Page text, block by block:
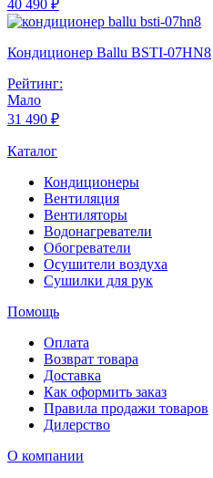
40 490 ₽
Кондиционер Ballu BSTI-07HN8
Рейтинг:
Мало
31 490 ₽
Каталог
Кондиционеры
Вентиляция
Вентиляторы
Водонагреватели
Обогреватели
Осушители воздуха
Сушилки для рук
Помощь
Оплата
Возврат товара
Доставка
Как оформить заказ
Правила продажи товаров
Дилерство
О компании